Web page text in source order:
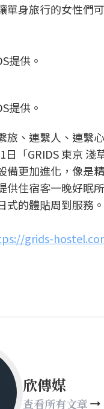
單身旅行的女性們
提供。
提供。
旅、連繫人、連繫
日「GRIDS 東京
備更加進化，像是
供住宿客一晚好眠
式的體貼周到服務。
grids-
欣傳媒
查看所有文章